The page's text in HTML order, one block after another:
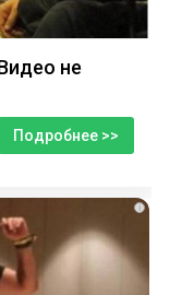
не
Подробнее >>
i